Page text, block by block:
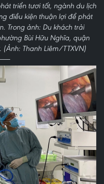
triển tươi tốt, ngành du lịch
điều kiện thuận lợi để phát
Trong ảnh: Du khách trải
Bùi Hữu Nghĩa, quận
(Ảnh: Thanh Liêm/TTXVN)